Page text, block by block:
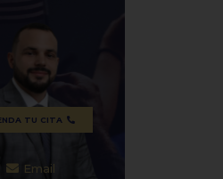
procesos
TU CITA
Email